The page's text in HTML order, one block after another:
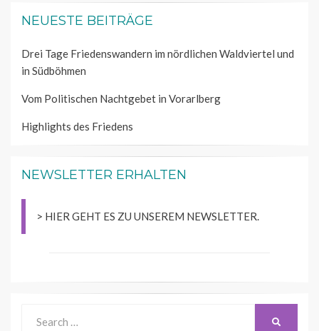
NEUESTE BEITRÄGE
Drei Tage Friedenswandern im nördlichen Waldviertel und
in Südböhmen
Vom Politischen Nachtgebet in Vorarlberg
Highlights des Friedens
NEWSLETTER ERHALTEN
> HIER GEHT ES ZU UNSEREM NEWSLETTER.